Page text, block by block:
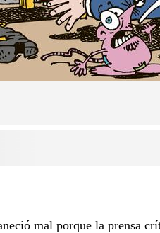
mal porque la prensa